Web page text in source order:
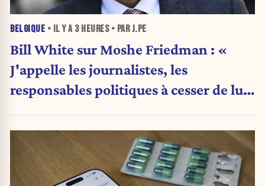
BELGIQUE • IL Y A 3 HEURES• PAR J.PE
Bill White sur Moshe Friedman : «
J'appelle les journalistes, les
responsables politiques à cesser de lui